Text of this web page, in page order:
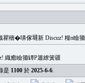
瞿穡�嚊傢𡐿新 Discuz! 糧n
織癒瞼籀罈P簫繚簧疆
是 1100 於 2025-6-6.